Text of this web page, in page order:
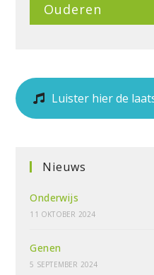
Ouderen
Luister hier de
Nieuws
Onderwijs
11 OKTOBER 2024
Genen
5 SEPTEMBER 2024